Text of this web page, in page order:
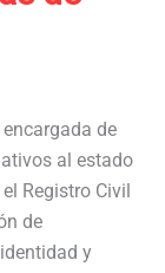
de
al estado
Registro Civil
de
y